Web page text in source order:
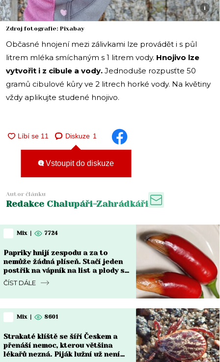
i
Zdroj fotografie: Pixabay
Občasné hnojení mezi zálivkami lze provádět i s půl
litrem mléka smíchaným s 1 litrem vody. Hnojivo lze
vytvořit i z cibule a vody. Jednoduše rozpusťte 50
gramů cibulové kůry ve 2 litrech horké vody. Na květiny
vždy aplikujte studené hnojivo.
Diskuze 1
Vstoupit do diskuze
Autor článku
Redakce Chalupáři-Zahrádkáři
Mix | 7724
Papriky hnijí zespodu a za to
nemůže žádná plíseň. Stačí jeden
postřik na vápník na list a plody se
vzpamatují do týdne
ČÍST DÁLE
Mix | 8601
Strakaté klíště se šíří Českem a
přenáší nemoc, kterou většina
lékařů nezná. Piják lužní už není